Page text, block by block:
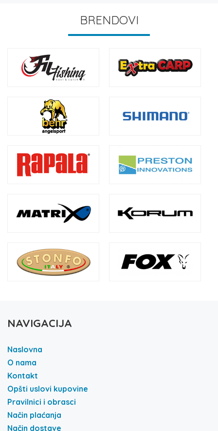
BRENDOVI
NAVIGACIJA
Naslovna
O nama
Kontakt
Opšti uslovi kupovine
Pravilnici i obrasci
Način plaćanja
Način dostave